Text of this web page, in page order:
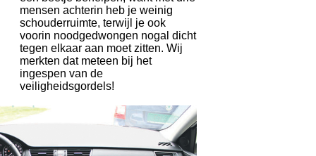
mensen achterin heb je weinig
schouderruimte, terwijl je ook
voorin noodgedwongen nogal dicht
tegen elkaar aan moet zitten. Wij
merkten dat meteen bij het
ingespen van de
veiligheidsgordels!